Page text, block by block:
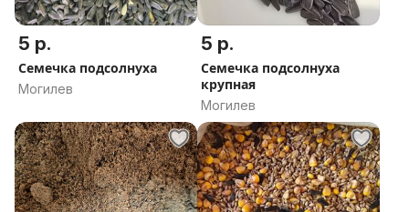
5 р.
Семечка подсолнуха
Могилев
5 р.
Семечка подсолнуха
крупная
Могилев